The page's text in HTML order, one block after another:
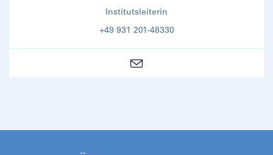
Institutsleiterin
+49 931 201-48330